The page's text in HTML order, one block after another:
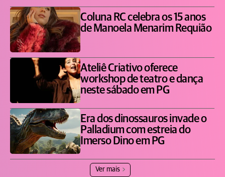
Coluna RC celebra os 15 anos
de Manoela Menarim Requião
Ateliê Criativo oferece
workshop de teatro e dança
neste sábado em PG
Era dos dinossauros invade o
Palladium com estreia do
Imerso Dino em PG
Ver mais